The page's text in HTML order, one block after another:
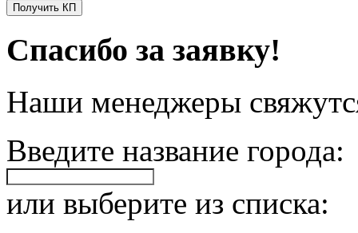
Получить КП
Спасибо за заявку!
Наши менеджеры
Введите название города:
или выберите из списка: